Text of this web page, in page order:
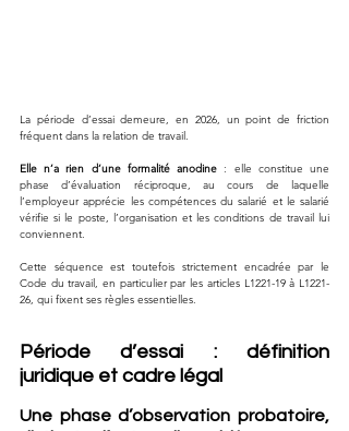
La période d’essai demeure, en 2026, un point de friction
fréquent dans la relation de travail.
Elle n’a rien d’une formalité anodine : elle constitue une
phase d’évaluation réciproque, au cours de laquelle
l’employeur apprécie les compétences du salarié et le salarié
vérifie si le poste, l’organisation et les conditions de travail lui
conviennent.
Cette séquence est toutefois strictement encadrée par le
Code du travail, en particulier par les articles L1221-19 à L1221-
26, qui fixent ses règles essentielles.
Période d’essai : définition
juridique et cadre légal
Une phase d’observation probatoire,